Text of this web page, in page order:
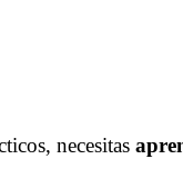
necesitas